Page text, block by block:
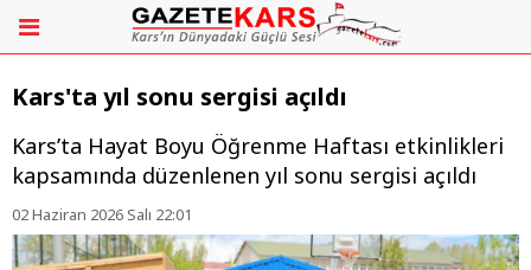
Kars'ta yıl sonu sergisi açıldı
Kars’ta Hayat Boyu Öğrenme Haftası etkinlikleri
kapsamında düzenlenen yıl sonu sergisi açıldı
02 Haziran 2026 Salı 22:01